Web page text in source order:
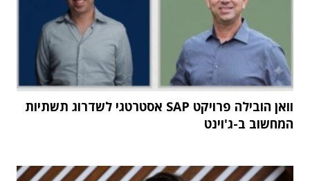
וואן הובילה פרויקט SAP אסטרטגי לשדרוג תשתיות
המחשוב ב-ג'וינט